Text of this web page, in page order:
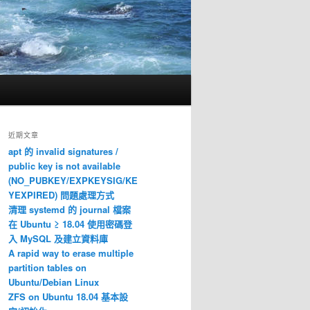
近期文章
apt 的 invalid signatures /
public key is not available
(NO_PUBKEY/EXPKEYSIG/KE
YEXPIRED) 問題處理方式
清理 systemd 的 journal 檔案
在 Ubuntu ≥ 18.04 使用密碼登
入 MySQL 及建立資料庫
A rapid way to erase multiple
partition tables on
Ubuntu/Debian Linux
ZFS on Ubuntu 18.04 基本設